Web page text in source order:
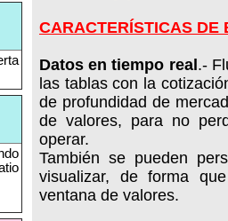
CARACTERÍSTICAS DE
Datos en tiempo real .-
las tablas con la
de profundidad de
de valores, para no
operar.
También se pueden
visualizar, de forma
ventana de valores.